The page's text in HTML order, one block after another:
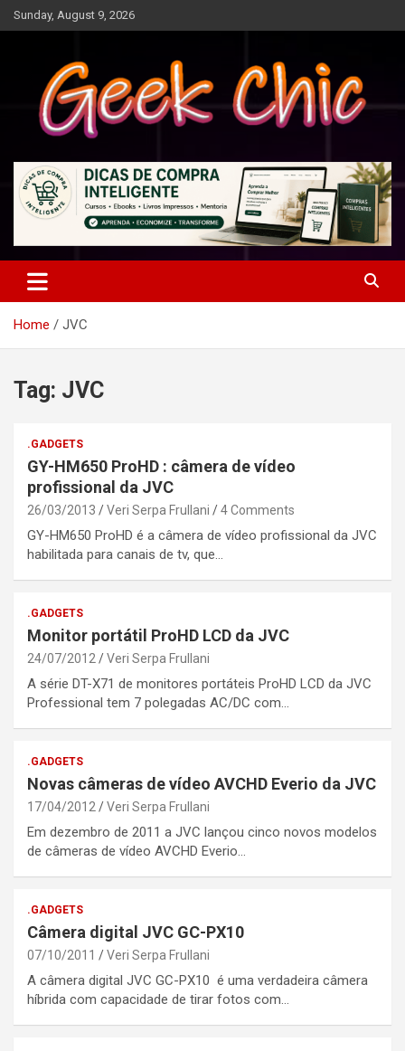
Skip
to
Sunday, August 9, 2026
Geek Chic
Home JVC
Tag: JVC
.GADGETS
GY-HM650 ProHD : câmera de vídeo
profissional da JVC
26/03/2013 Veri Serpa Frullani 4 Comments
GY-HM650 ProHD é a câmera de vídeo profissional da JVC
habilitada para canais de tv, que…
.GADGETS
Monitor portátil ProHD LCD da JVC
24/07/2012 Veri Serpa Frullani
A série DT-X71 de monitores portáteis ProHD LCD da JVC
Professional tem 7 polegadas AC/DC com…
.GADGETS
Novas câmeras de vídeo AVCHD Everio da JVC
17/04/2012 Veri Serpa Frullani
Em dezembro de 2011 a JVC lançou cinco novos modelos
de câmeras de vídeo AVCHD Everio…
.GADGETS
Câmera digital JVC GC-PX10
07/10/2011 Veri Serpa Frullani
A câmera digital JVC GC-PX10 é uma verdadeira câmera
híbrida com capacidade de tirar fotos com…